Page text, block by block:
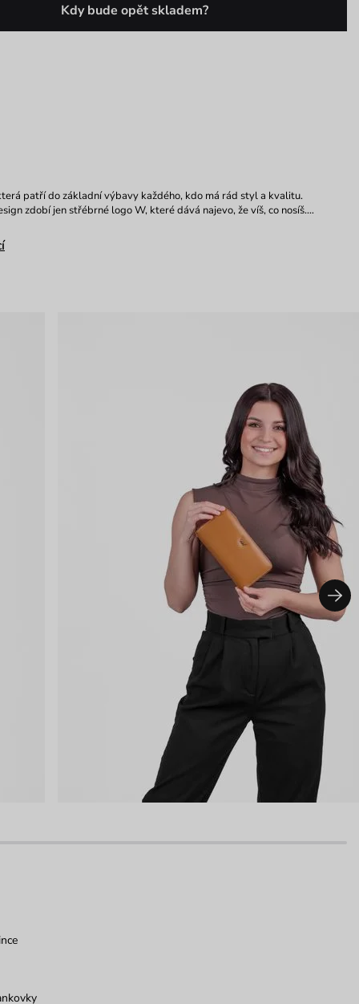
Kdy bude opět skladem?
patří do základní výbavy každého, kdo má rád styl a kvalitu.
zdobí jen střébrné logo W, které dává najevo, že víš, co nosíš.…